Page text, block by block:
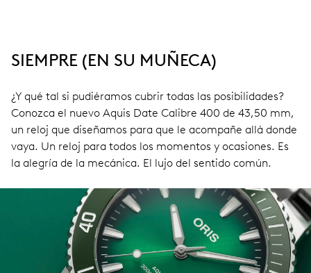
SIEMPRE (EN SU MUÑECA)
¿Y qué tal si pudiéramos cubrir todas las posibilidades?
Conozca el nuevo Aquis Date Calibre 400 de 43,50 mm,
un reloj que diseñamos para que le acompañe allá donde
vaya. Un reloj para todos los momentos y ocasiones. Es
la alegría de la mecánica. El lujo del sentido común.